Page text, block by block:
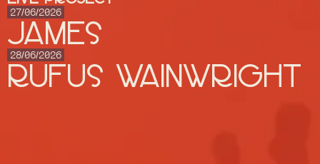
27/06/2026
JAMES
28/06/2026
RUFUS WAINWRIGHT